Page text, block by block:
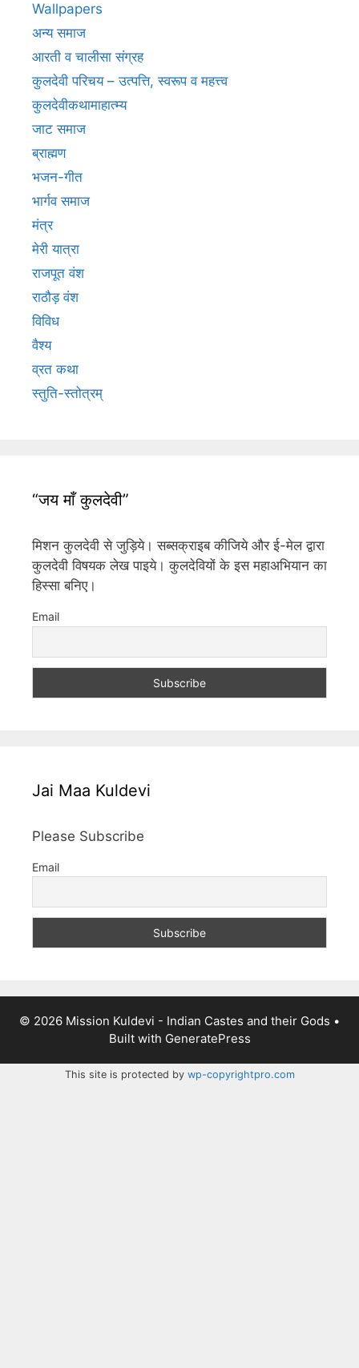
Wallpapers
अन्य समाज
आरती व चालीसा संग्रह
कुलदेवी परिचय – उत्पत्ति, स्वरूप व महत्त्व
कुलदेवीकथामाहात्म्य
जाट समाज
ब्राह्मण
भजन-गीत
भार्गव समाज
मंत्र
मेरी यात्रा
राजपूत वंश
राठौड़ वंश
विविध
वैश्य
व्रत कथा
स्तुति-स्तोत्रम्
“जय माँ कुलदेवी”
मिशन कुलदेवी से जुड़िये। सब्सक्राइब कीजिये और ई-मेल द्वारा
कुलदेवी विषयक लेख पाइये। कुलदेवियों के इस महाअभियान का
हिस्सा बनिए।
Email
Jai Maa Kuldevi
Please Subscribe
Email
© 2026 Mission Kuldevi - Indian Castes and their Gods •
Built with GeneratePress
This site is protected by wp-copyrightpro.com